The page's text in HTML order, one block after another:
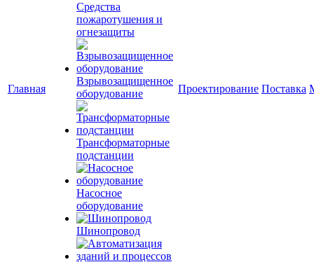
Главная
Средства
пожаротушения и
огнезащиты
Взрывозащищенное
оборудование
Трансформаторные
подстанции
Насосное
оборудование
Шинопровод
Проектирование Поставка